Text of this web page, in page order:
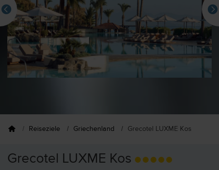
Reiseziele Griechenland Grecotel LUXME Kos
Grecotel LUXME Kos